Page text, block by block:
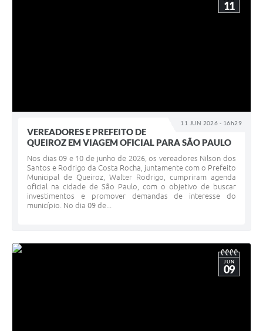
11 JUN 2026 - 16h29
11
VEREADORES E PREFEITO DE
QUEIROZ EM VIAGEM OFICIAL PARA SÃO PAULO
Nos dias 09 e 10 de junho de 2026, os vereadores Nilson dos
Santos e Rodrigo da Costa Rocha, juntamente com o Prefeito
Municipal de Queiroz, Walter Rodrigo, cumpriram agenda
oficial na cidade de São Paulo, com o objetivo de buscar
investimentos e promover demandas de interesse do
município. No dia 09 de...
JUN
09